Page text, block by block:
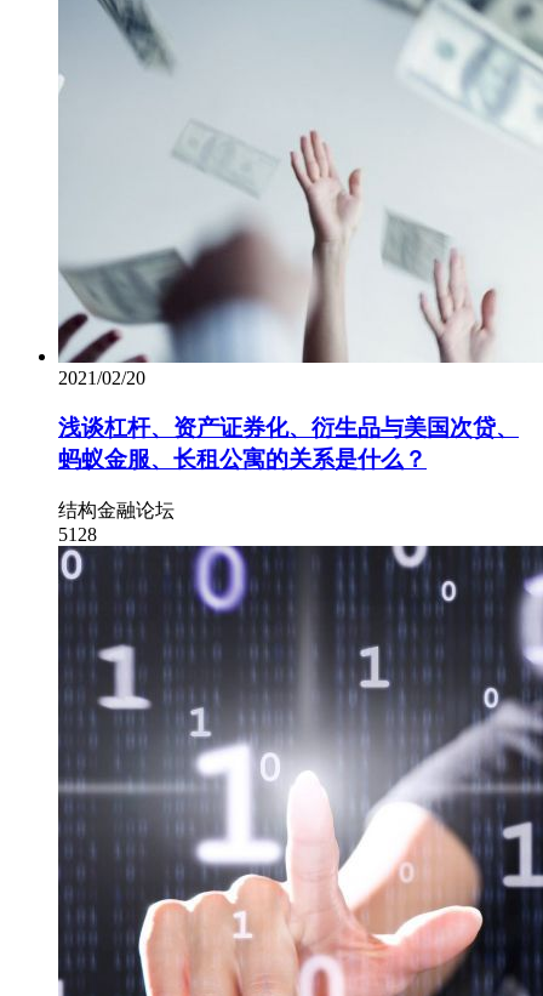
2021/02/20
浅谈杠杆、资产证券化、衍生品与美国次贷、
蚂蚁金服、长租公寓的关系是什么？
结构金融论坛
5128